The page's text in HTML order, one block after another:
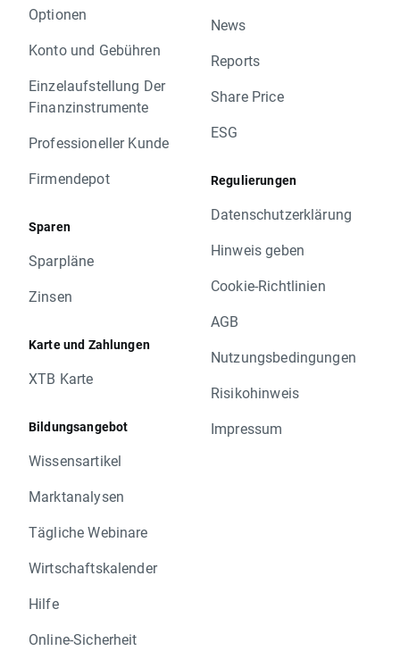
Optionen
Konto und Gebühren
Einzelaufstellung Der
Finanzinstrumente
Professioneller Kunde
Firmendepot
Sparen
Sparpläne
Zinsen
Karte und Zahlungen
XTB Karte
Bildungsangebot
Wissensartikel
Marktanalysen
Tägliche Webinare
Wirtschaftskalender
Hilfe
Online-Sicherheit
News
Reports
Share Price
ESG
Regulierungen
Datenschutzerklärung
Hinweis geben
Cookie-Richtlinien
AGB
Nutzungsbedingungen
Risikohinweis
Impressum